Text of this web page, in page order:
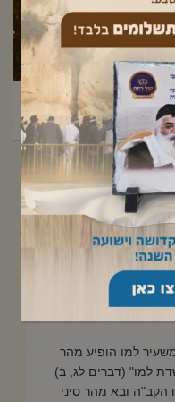
/פרשת במדבר – חג
ג' סיון תשפ"ה
למו הופיע מהר
למו" (דברים לג, ב)
הקב"ה ובא מהר סיני